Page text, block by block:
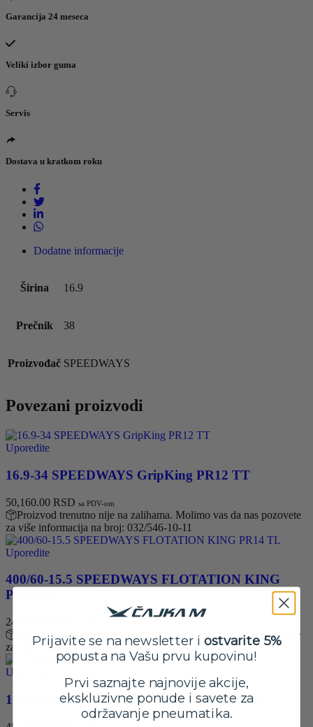
Garancija 24 meseca
Veliki izbor guma
Servis
Dostava u kratkom roku
Dodatne informacije
Širina 16.9
Prečnik 38
Proizvođač SPEEDWAYS
Povezani proizvodi
Uporedite
16.9-34 SPEEDWAYS GripKing PR12 TT
50,160.00 RSD sa PDV-om
Proizvod trenutno nije na zalihama. Molimo vas da nas pozovete
za više informacija na broj: 032/546-10-11
Uporedite
400/60-15.5 SPEEDWAYS FLOTATION KING
PR14 TL
24,080.00
Proizvod trenutno nije na zalihama. Molimo vas da nas pozovete
za više informacija na broj: 032/546-10-11
Uporedite
15.5/80-24 SPEEDWAYS GripKing PR16 TL
Prijavite se na newsletter i ostvarite 5%
popusta na Vašu prvu kupovinu!
Prvi saznajte najnovije akcije,
ekskluzivne ponude i savete za
održavanje pneumatika.